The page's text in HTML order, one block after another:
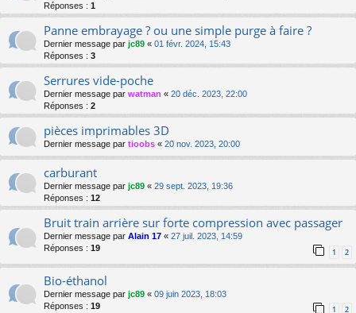
Réponses : 1
Panne embrayage ? ou une simple purge à faire ?
Dernier message par jc89 « 01 févr. 2024, 15:43
Réponses : 3
Serrures vide-poche
Dernier message par watman « 20 déc. 2023, 22:00
Réponses : 2
pièces imprimables 3D
Dernier message par tioobs « 20 nov. 2023, 20:00
carburant
Dernier message par jc89 « 29 sept. 2023, 19:36
Réponses : 12
Bruit train arrière sur forte compression avec passager
Dernier message par Alain 17 « 27 juil. 2023, 14:59
Réponses : 19 1 2
Bio-éthanol
Dernier message par jc89 « 09 juin 2023, 18:03
Réponses : 19 1 2